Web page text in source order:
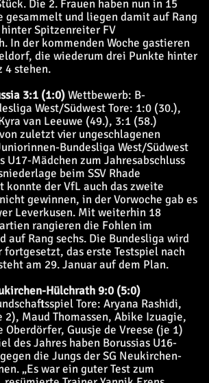
Die 2. Frauen haben nun in 15
gesammelt und liegen damit auf Rang
Spitzenreiter FV
In der kommenden Woche gastieren
die wiederum drei Punkte hinter
4 stehen.
3:1 (1:0)Wettbewerb: B-
West/SüdwestTore: 1:0 (30.),
van Leeuwe (49.), 3:1 (58.)
zuletzt vier ungeschlagenen
Bundesliga West/Südwest
U17-Mädchen zum Jahresabschluss
beim SSV Rhade
konnte der VfL auch das zweite
gewinnen, in der Vorwoche gab es
Leverkusen. Mit weiterhin 18
rangieren die Fohlen im
Rang sechs. Die Bundesliga wird
fortgesetzt, das erste Testspiel nach
am 29. Januar auf dem Plan.
Hülchrath 9:0 (5:0)
Tore: Aryana Rashidi,
2), Maud Thomassen, Abike Izuagie,
Oberdörfer, Guusje de Vreese (je 1)
des Jahres haben Borussias U16-
die Jungs der SG Neukirchen-
„Es war ein guter Test zum